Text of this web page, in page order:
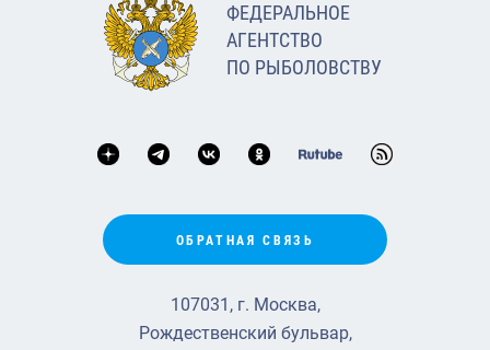
ФЕДЕРАЛЬНОЕ
АГЕНТСТВО
ПО РЫБОЛОВСТВУ
ОБРАТНАЯ СВЯЗЬ
107031, г. Москва,
Рождественский бульвар,